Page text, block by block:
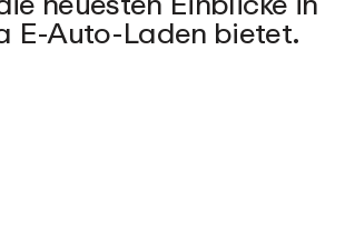
E-Auto-Laden bietet.